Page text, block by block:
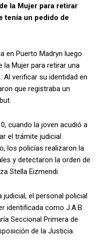
la Mujer para retirar
tenía un pedido de
en Puerto Madryn luego
la Mujer para retirar una
verificar su identidad en
que registraba un
cuando la joven acudió a
el trámite judicial
los policías realizaron la
y detectaron la orden de
Stella Eizmendi.
el personal policial
identificada como J.A.B.
Seccional Primera de
de la Justicia.